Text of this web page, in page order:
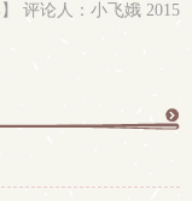
评论人：小飞娥 2015